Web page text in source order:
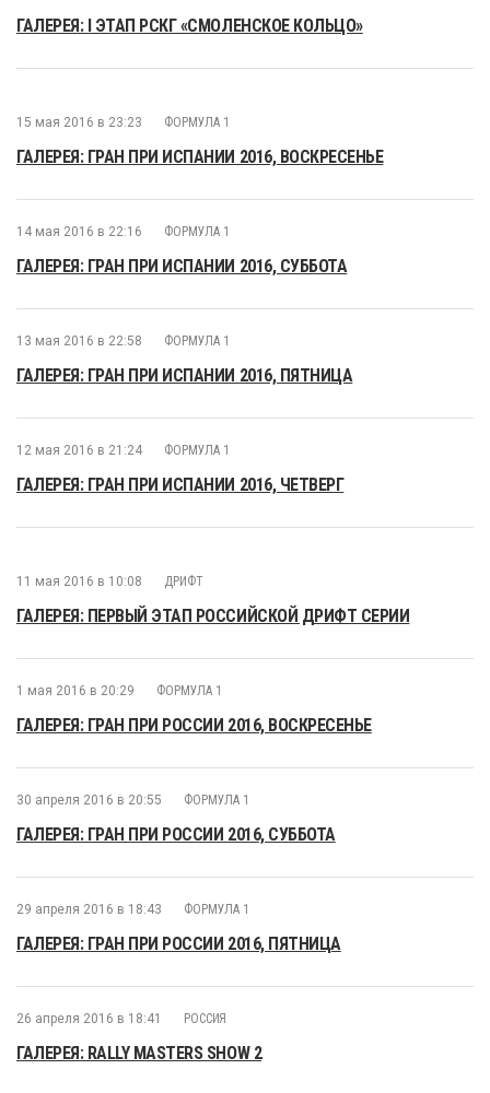
ГАЛЕРЕЯ: I ЭТАП РСКГ «СМОЛЕНСКОЕ КОЛЬЦО»
15 мая 2016 в 23:23 ФОРМУЛА 1
ГАЛЕРЕЯ: ГРАН ПРИ ИСПАНИИ 2016, ВОСКРЕСЕНЬЕ
14 мая 2016 в 22:16 ФОРМУЛА 1
ГАЛЕРЕЯ: ГРАН ПРИ ИСПАНИИ 2016, СУББОТА
13 мая 2016 в 22:58 ФОРМУЛА 1
ГАЛЕРЕЯ: ГРАН ПРИ ИСПАНИИ 2016, ПЯТНИЦА
12 мая 2016 в 21:24 ФОРМУЛА 1
ГАЛЕРЕЯ: ГРАН ПРИ ИСПАНИИ 2016, ЧЕТВЕРГ
11 мая 2016 в 10:08 ДРИФТ
ГАЛЕРЕЯ: ПЕРВЫЙ ЭТАП РОССИЙСКОЙ ДРИФТ СЕРИИ
1 мая 2016 в 20:29 ФОРМУЛА 1
ГАЛЕРЕЯ: ГРАН ПРИ РОССИИ 2016, ВОСКРЕСЕНЬЕ
30 апреля 2016 в 20:55 ФОРМУЛА 1
ГАЛЕРЕЯ: ГРАН ПРИ РОССИИ 2016, СУББОТА
29 апреля 2016 в 18:43 ФОРМУЛА 1
ГАЛЕРЕЯ: ГРАН ПРИ РОССИИ 2016, ПЯТНИЦА
26 апреля 2016 в 18:41 РОССИЯ
ГАЛЕРЕЯ: RALLY MASTERS SHOW 2